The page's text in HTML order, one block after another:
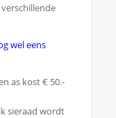
wel eens
as kost € 50.-
sieraad wordt